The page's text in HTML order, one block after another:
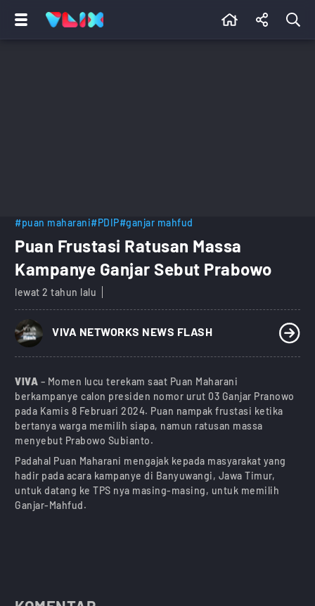
#puan maharani#PDIP#ganjar mahfud
Puan Frustasi Ratusan Massa
Kampanye Ganjar Sebut Prabowo
lewat 2 tahun lalu
VIVA NETWORKS NEWS FLASH
VIVA – Momen lucu terekam saat Puan Maharani
berkampanye calon presiden nomor urut 03 Ganjar Pranowo
pada Kamis 8 Februari 2024. Puan nampak frustasi ketika
bertanya warga memilih siapa, namun ratusan massa
menyebut Prabowo Subianto.
Padahal Puan Maharani mengajak kepada masyarakat yang
hadir pada acara kampanye di Banyuwangi, Jawa Timur,
untuk datang ke TPS nya masing-masing, untuk memilih
Ganjar-Mahfud.